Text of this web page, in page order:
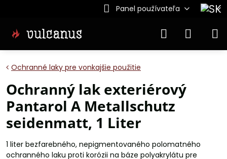
Panel používateľa
Ochranné laky pre vonkajšie použitie
Ochranný lak exteriérový
Pantarol A Metallschutz
seidenmatt, 1 Liter
1 liter bezfarebného, nepigmentovaného polomatného
ochranného laku proti korózii na báze polyakrylátu pre